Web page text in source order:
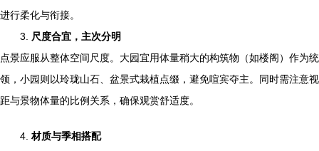
进行柔化与衔接。
3.
尺度合宜，主次分明
点景应服从整体空间尺度。大园宜用体量稍大的构筑物（如楼阁）作为统
领，小园则以玲珑山石、盆景式栽植点缀，避免喧宾夺主。同时需注意视
距与景物体量的比例关系，确保观赏舒适度。
4. 材质与季相搭配